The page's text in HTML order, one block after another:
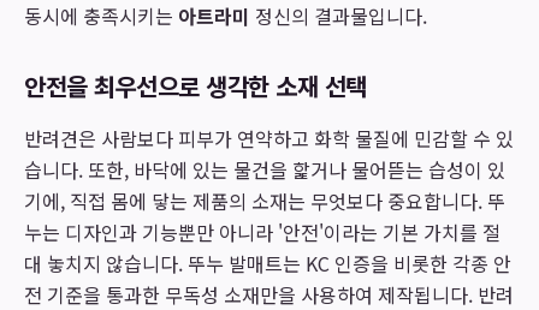
동시에 충족시키는 아트라미 정신의 결과물입니다.
안전을 최우선으로 생각한 소재 선택
반려견은 사람보다 피부가 연약하고 화학 물질에 민감할 수 있
습니다. 또한, 바닥에 있는 물건을 핥거나 물어뜯는 습성이 있
기에, 직접 몸에 닿는 제품의 소재는 무엇보다 중요합니다. 뚜
누는 디자인과 기능뿐만 아니라 '안전'이라는 기본 가치를 절
대 놓치지 않습니다. 뚜누 발매트는 KC 인증을 비롯한 각종 안
전 기준을 통과한 무독성 소재만을 사용하여 제작됩니다. 반려